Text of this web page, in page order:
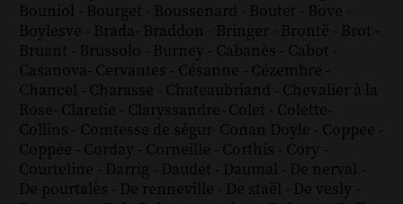
Bouniol - Bourget - Boussenard - Boutet - Bove -
Boylesve - Brada- Braddon - Bringer - Brontë - Brot -
Bruant - Brussolo - Burney - Cabanès - Cabot -
Casanova- Cervantes - Césanne - Cézembre -
Chancel - Charasse - Chateaubriand - Chevalier à la
Rose- Claretie - Claryssandre- Colet - Colette-
Collins - Comtesse de ségur- Conan Doyle - Coppee -
Coppée - Corday - Corneille - Corthis - Cory -
Courteline - Darrig - Daudet - Daumal - De nerval -
De pourtalès - De renneville - De staël - De vesly -